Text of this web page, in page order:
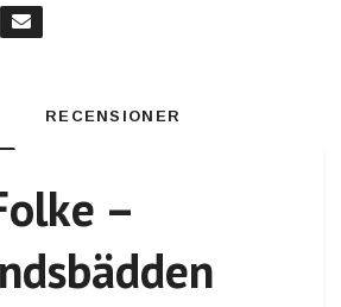
RECENSIONER
–